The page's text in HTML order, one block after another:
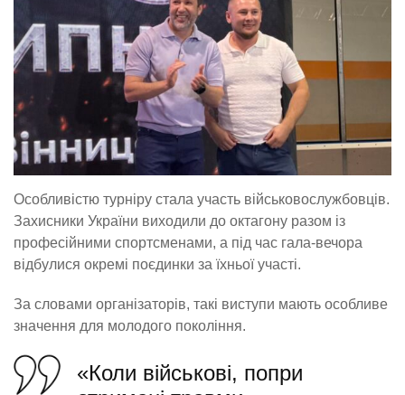
Особливістю турніру стала участь військовослужбовців.
Захисники України виходили до октагону разом із
професійними спортсменами, а під час гала-вечора
відбулися окремі поєдинки за їхньої участі.
За словами організаторів, такі виступи мають особливе
значення для молодого покоління.
«Коли військові, попри